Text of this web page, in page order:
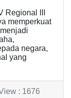
Regional III
memperkuat
negara,
yang
: 1676